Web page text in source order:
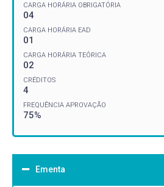
CARGA HORÁRIA OBRIGATÓRIA
04
CARGA HORÁRIA EAD
01
CARGA HORÁRIA TEÓRICA
02
CRÉDITOS
4
FREQUÊNCIA APROVAÇÃO
75%
Ementa